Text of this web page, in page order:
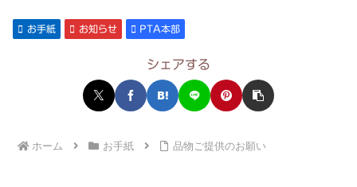
お手紙 お知らせ PTA本部
シェアする
ホーム お手紙 品物ご提供のお願い